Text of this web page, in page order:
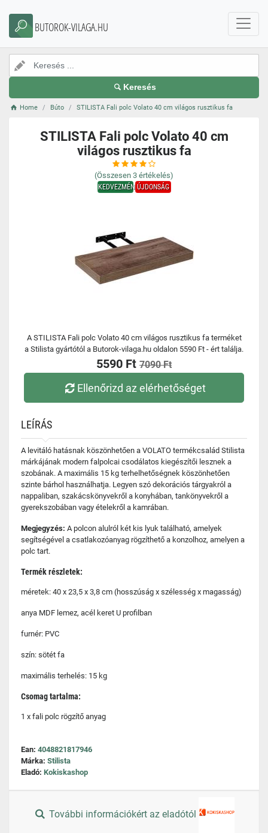
BUTOROK-VILAGA.HU
Keresés
Home Búto STILISTA Fali polc Volato 40 cm világos rusztikus fa
STILISTA Fali polc Volato 40 cm
világos rusztikus fa
(Összesen 3 értékelés)
KEDVEZMÉNYÚJDONSÁG
A STILISTA Fali polc Volato 40 cm világos rusztikus fa terméket
a Stilista gyártótól a Butorok-vilaga.hu oldalon 5590 Ft - ért találja.
5590 Ft 7090 Ft
Ellenőrizd az elérhetőséget
LEÍRÁS
A levitáló hatásnak köszönhetően a VOLATO termékcsalád Stilista
márkájának modern falpolcai csodálatos kiegészítői lesznek a
szobának. A maximális 15 kg terhelhetőségnek köszönhetően
szinte bárhol használhatja. Legyen szó dekorációs tárgyakról a
nappaliban, szakácskönyvekről a konyhában, tankönyvekről a
gyerekszobában vagy ételekről a kamrában.
Megjegyzés: A polcon alulról két kis lyuk található, amelyek
segítségével a csatlakozóanyag rögzíthető a konzolhoz, amelyen a
polc tart.
Termék részletek:
méretek: 40 x 23,5 x 3,8 cm (hosszúság x szélesség x magasság)
anya MDF lemez, acél keret U profilban
furnér: PVC
szín: sötét fa
maximális terhelés: 15 kg
Csomag tartalma:
1 x fali polc rögzítő anyag
Ean: 4048821817946
Márka: Stilista
Eladó: Kokiskashop
További információkért az eladótól